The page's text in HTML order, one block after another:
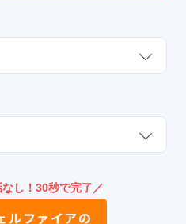
し！30秒で完了／
ルファイアの